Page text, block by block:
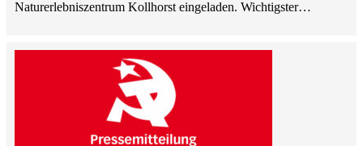
Naturerlebniszentrum Kollhorst eingeladen. Wichtigster…